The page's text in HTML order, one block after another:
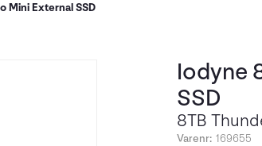
Mini External SSD
Iodyne
SSD
8TB
Varenr: 169655